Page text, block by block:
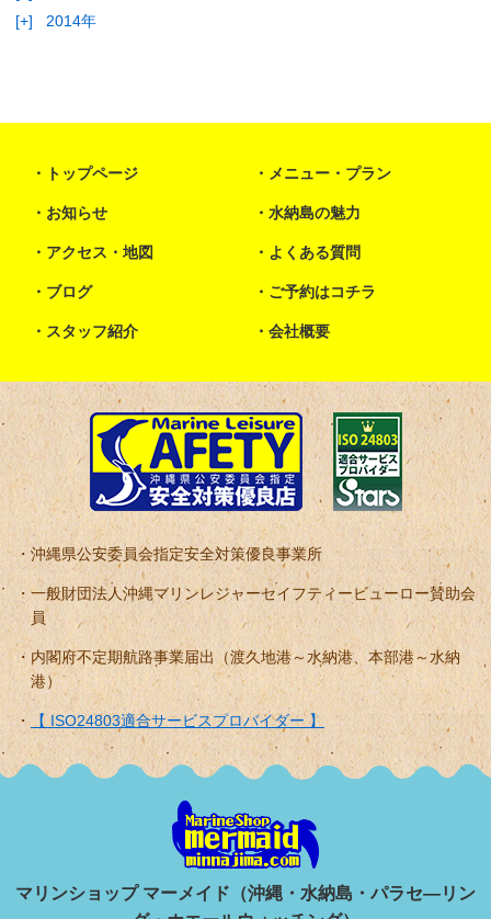
[+]
2014年
トップページ メニュー・プラン
お知らせ 水納島の魅力
アクセス・地図 よくある質問
ブログ ご予約はコチラ
スタッフ紹介 会社概要
沖縄県公安委員会指定安全対策優良事業所
一般財団法人沖縄マリンレジャーセイフティービューロー賛助会
員
内閣府不定期航路事業届出（渡久地港～水納港、本部港～水納
港）
【 ISO24803適合サービスプロバイダー 】
マリンショップ マーメイド（沖縄・水納島・パラセ―リン